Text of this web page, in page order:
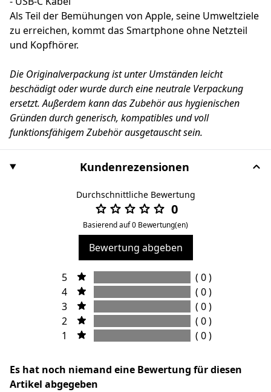
Als Teil der Bemühungen von Apple, seine Umweltziele
zu erreichen, kommt das Smartphone ohne Netzteil
und Kopfhörer.
Die Originalverpackung ist unter Umständen leicht
beschädigt oder wurde durch eine neutrale Verpackung
ersetzt. Außerdem kann das Zubehör aus hygienischen
Gründen durch generisch, kompatibles und voll
funktionsfähigem Zubehör ausgetauscht sein.
Kundenrezensionen
Durchschnittliche Bewertung
0
Basierend auf 0 Bewertung(en)
Bewertung abgeben
5
( 0 )
4
( 0 )
3
( 0 )
2
( 0 )
1
( 0 )
Es hat noch niemand eine Bewertung für diesen
Artikel abgegeben